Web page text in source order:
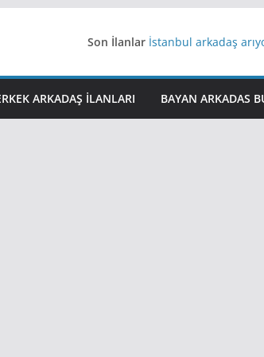
Son İlanlar İstanbul arkadaş
Yeni Bir Aşk Lazım
iş arayanlara iş
ARKADAŞ ILANLARI BAYAN ARKADAS